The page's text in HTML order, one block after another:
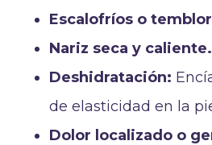
Escalofríos o
Nariz seca y caliente.
Deshidratación:
de elasticidad en la
Dolor localizado o